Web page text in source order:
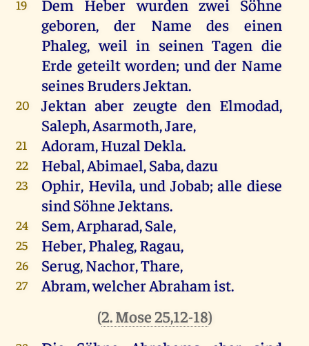
19
Dem Heber wurden zwei Söhne
geboren, der Name des einen
Phaleg, weil in seinen Tagen die
Erde geteilt worden; und der Name
seines Bruders Jektan.
20
Jektan aber zeugte den Elmodad,
Saleph, Asarmoth, Jare,
21 Adoram, Huzal Dekla.
22 Hebal, Abimael, Saba, dazu
23
Ophir, Hevila, und Jobab; alle diese
sind Söhne Jektans.
24 Sem, Arpharad, Sale,
25 Heber, Phaleg, Ragau,
26 Serug, Nachor, Thare,
27
Abram, welcher Abraham ist.
(2. Mose 25,12-18)